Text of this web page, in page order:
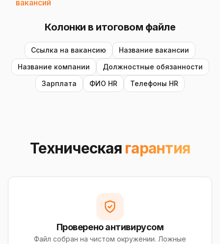
вакансий
Колонки в итоговом файле
Ссылка на вакансию
Название вакансии
Название компании
Должностные обязанности
Зарплата
ФИО HR Телефоны HR
Техническая гарантия
Проверено антивирусом
Файл собран на чистом окружении. Ложные